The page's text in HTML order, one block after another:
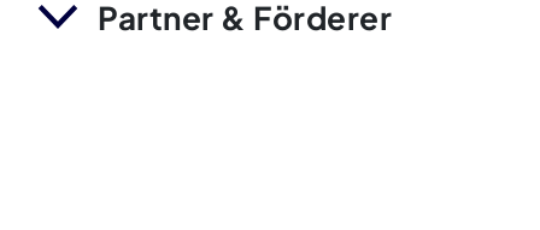
Partner & Förderer